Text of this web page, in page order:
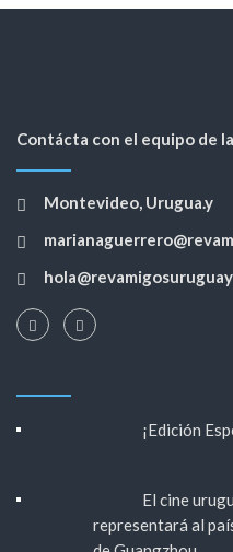
Contácta con el equipo de
Montevideo, Urugua.y
¡Edición
El cine
representará al